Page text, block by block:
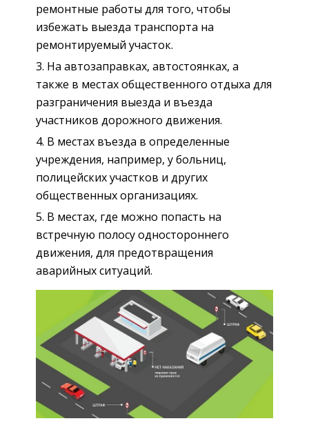
ремонтные работы для того, чтобы
избежать выезда транспорта на
ремонтируемый участок.
На автозаправках, автостоянках, а
также в местах общественного отдыха для
разграничения выезда и въезда
участников дорожного движения.
В местах въезда в определенные
учреждения, например, у больниц,
полицейских участков и других
общественных организациях.
В местах, где можно попасть на
встречную полосу одностороннего
движения, для предотвращения
аварийных ситуаций.